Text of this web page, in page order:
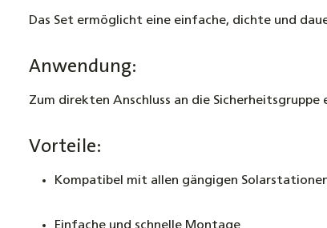
Das Set ermöglicht eine einfache, dichte und
Anwendung:
Zum direkten Anschluss an die
Vorteile:
Kompatibel mit allen gängigen